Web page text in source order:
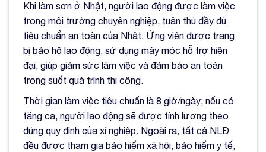
Khi làm sơn ở Nhật, người lao động được làm việc
trong môi trường chuyên nghiệp, tuân thủ đầy đủ
tiêu chuẩn an toàn của Nhật. Ứng viên được trang
bị bảo hộ lao động, sử dụng máy móc hỗ trợ hiện
đại, giúp giảm sức làm việc và đảm bảo an toàn
trong suốt quá trình thi công.
Thời gian làm việc tiêu chuẩn là 8 giờ/ngày; nếu có
tăng ca, người lao động sẽ được tính lương theo
đúng quy định của xí nghiệp. Ngoài ra, tất cả NLĐ
đều được tham gia bảo hiểm xã hội, bảo hiểm y tế,